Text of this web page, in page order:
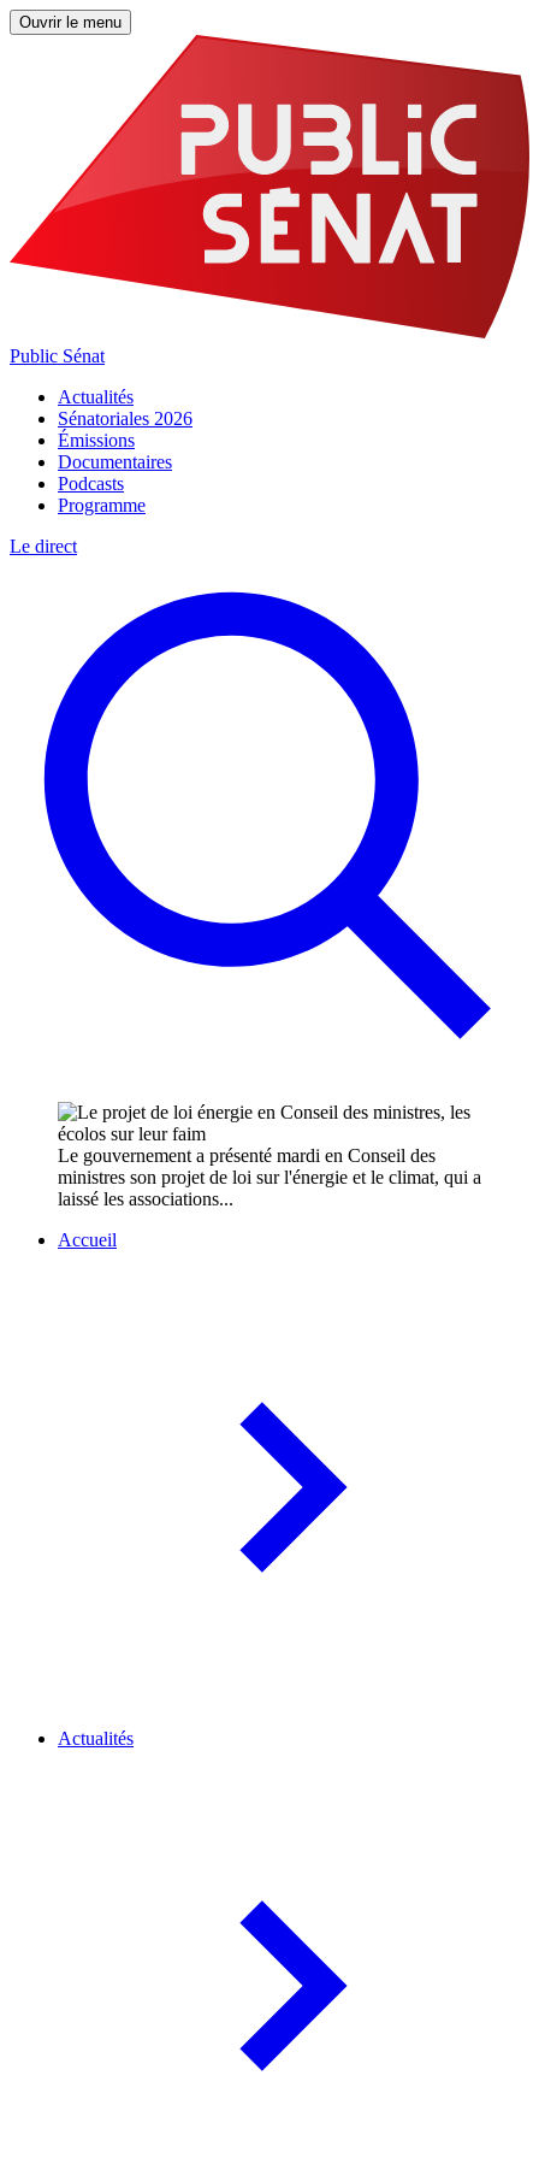
Ouvrir le menu
Public Sénat
Actualités
Sénatoriales 2026
Émissions
Documentaires
Podcasts
Programme
Le direct
Le gouvernement a présenté mardi en Conseil des
ministres son projet de loi sur l'énergie et le climat, qui a
laissé les associations...
Accueil
Actualités